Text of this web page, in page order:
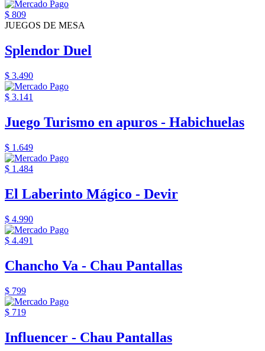
$ 809
JUEGOS DE MESA
Splendor Duel
$ 3.490
$ 3.141
Juego Turismo en apuros - Habichuelas
$ 1.649
$ 1.484
El Laberinto Mágico - Devir
$ 4.990
$ 4.491
Chancho Va - Chau Pantallas
$ 799
$ 719
Influencer - Chau Pantallas